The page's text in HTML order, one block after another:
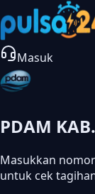
Masuk
PDAM
Masukkan nomor
untuk cek